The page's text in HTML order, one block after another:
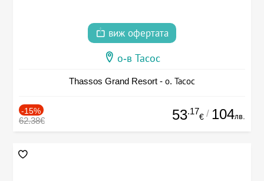
виж офертата
о-в Тасос
Thassos Grand Resort - о. Тасос
-15%
62.38€ 53.17
€ / 104лв.